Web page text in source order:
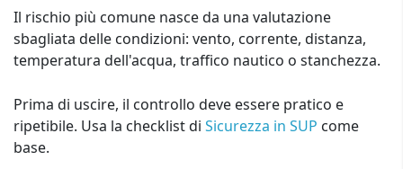
Il rischio più comune nasce da una valutazione
sbagliata delle condizioni: vento, corrente, distanza,
temperatura dell'acqua, traffico nautico o stanchezza.
Prima di uscire, il controllo deve essere pratico e
ripetibile. Usa la checklist di Sicurezza in SUP come
base.